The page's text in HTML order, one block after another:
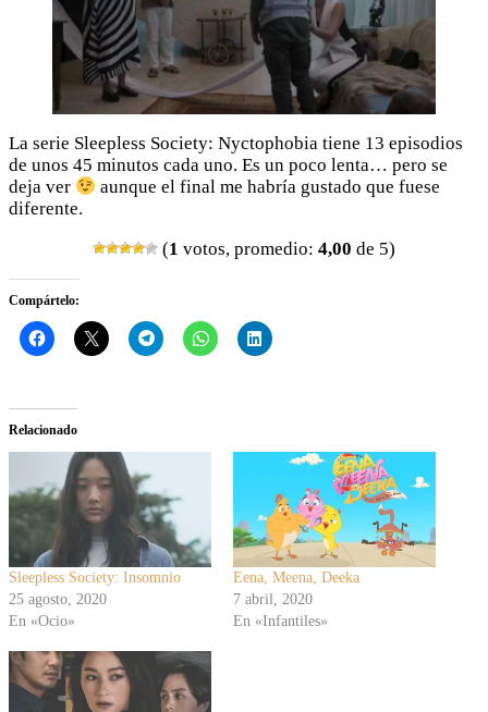
La serie Sleepless Society: Nyctophobia tiene 13 episodios
de unos 45 minutos cada uno. Es un poco lenta… pero se
deja ver
aunque el final me habría gustado que fuese
diferente.
(1 votos, promedio: 4,00 de 5)
Compártelo:
Relacionado
Sleepless Society: Insomnio
25 agosto, 2020
En «Ocio»
Eena, Meena, Deeka
7 abril, 2020
En «Infantiles»